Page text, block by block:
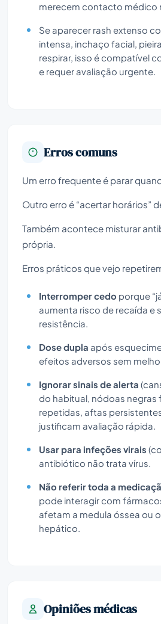
merecem contacto médico
Se aparecer rash extenso
intensa, inchaço facial,
respirar, isso é compatível
e requer avaliação urgente.
Erros comuns
Um erro frequente é parar
Outro erro é “acertar horários”
Também acontece misturar
própria.
Erros práticos que vejo
Interromper cedo porque
aumenta risco de recaída e
resistência.
Dose dupla após
efeitos adversos sem
Ignorar sinais de alerta
do habitual, nódoas negras
repetidas, aftas
justificam avaliação rápida.
Usar para infeções virais
antibiótico não trata vírus.
Não referir toda a
pode interagir com
afetam a medula óssea ou
hepático.
Opiniões médicas